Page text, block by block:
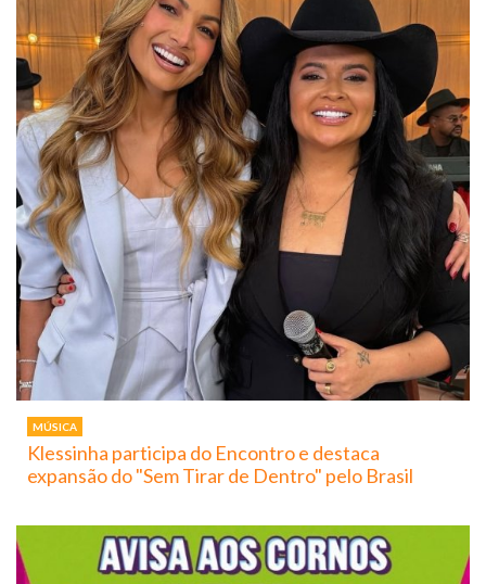
MÚSICA
Klessinha participa do Encontro e destaca
expansão do "Sem Tirar de Dentro" pelo Brasil